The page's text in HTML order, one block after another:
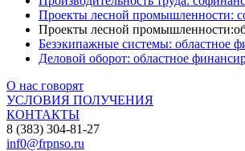
Проекты лесной промышленности:
Проекты лесной
Безэкипажные системы: областное
Деловой оборот: областное
О нас говорят
УСЛОВИЯ ПОЛУЧЕНИЯ
КОНТАКТЫ
8 (383) 304-81-27
inf0@frpnso.ru